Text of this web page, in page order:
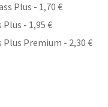
Plus - 1,70 €
Plus - 1,95 €
Plus Premium - 2,30 €